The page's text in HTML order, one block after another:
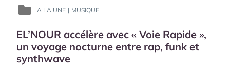
ON
POSTED
:
A LA UNE | MUSIQUE
EL’NOUR accélère avec « Voie Rapide »,
un voyage nocturne entre rap, funk et
synthwave